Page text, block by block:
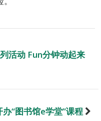
活动 Fun分钟动起来
“图书馆e学堂”课程